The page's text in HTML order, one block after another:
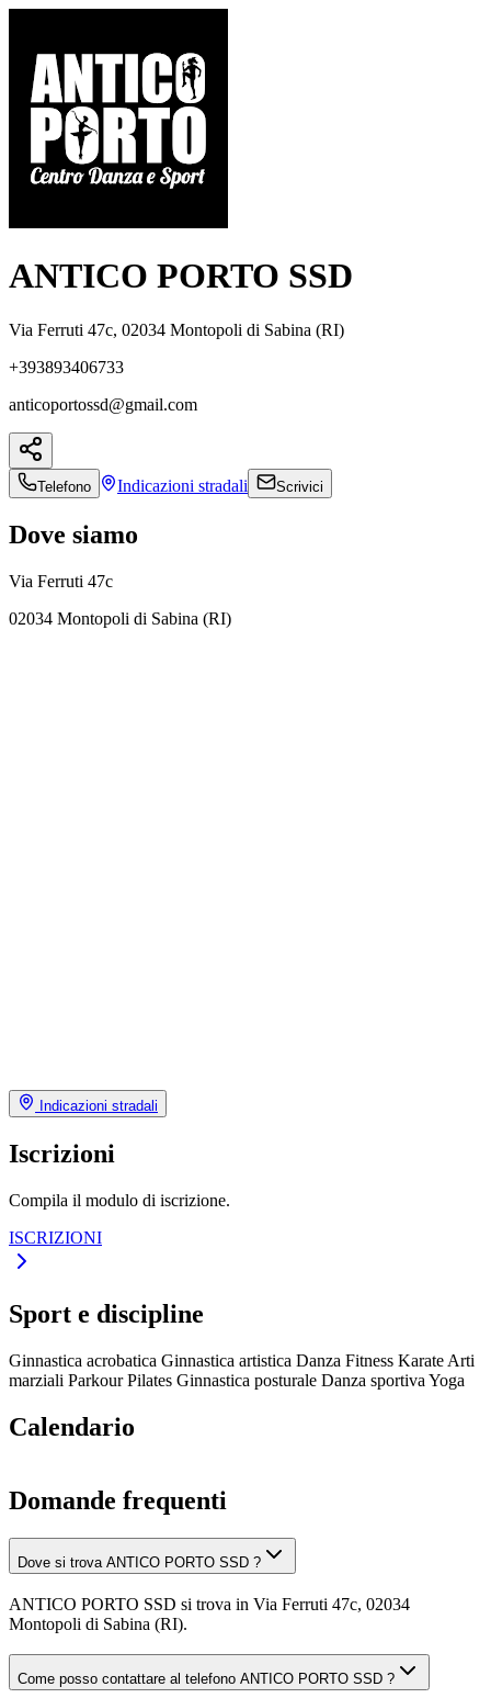
ANTICO PORTO SSD
Via Ferruti 47c, 02034 Montopoli di Sabina (RI)
+393893406733
anticoportossd@gmail.com
Telefono Indicazioni stradali Scrivici
Dove siamo
Via Ferruti 47c
02034 Montopoli di Sabina (RI)
Indicazioni stradali
Iscrizioni
Compila il modulo di iscrizione.
ISCRIZIONI
Sport e discipline
Ginnastica acrobatica Ginnastica artistica Danza Fitness Karate Arti
marziali ParkourPilates Ginnastica posturale Danza sportiva Yoga
Calendario
Domande frequenti
Dove si trova ANTICO PORTO SSD ?
ANTICO PORTO SSD si trova in Via Ferruti 47c, 02034
Montopoli di Sabina (RI).
Come posso contattare al telefono ANTICO PORTO SSD ?